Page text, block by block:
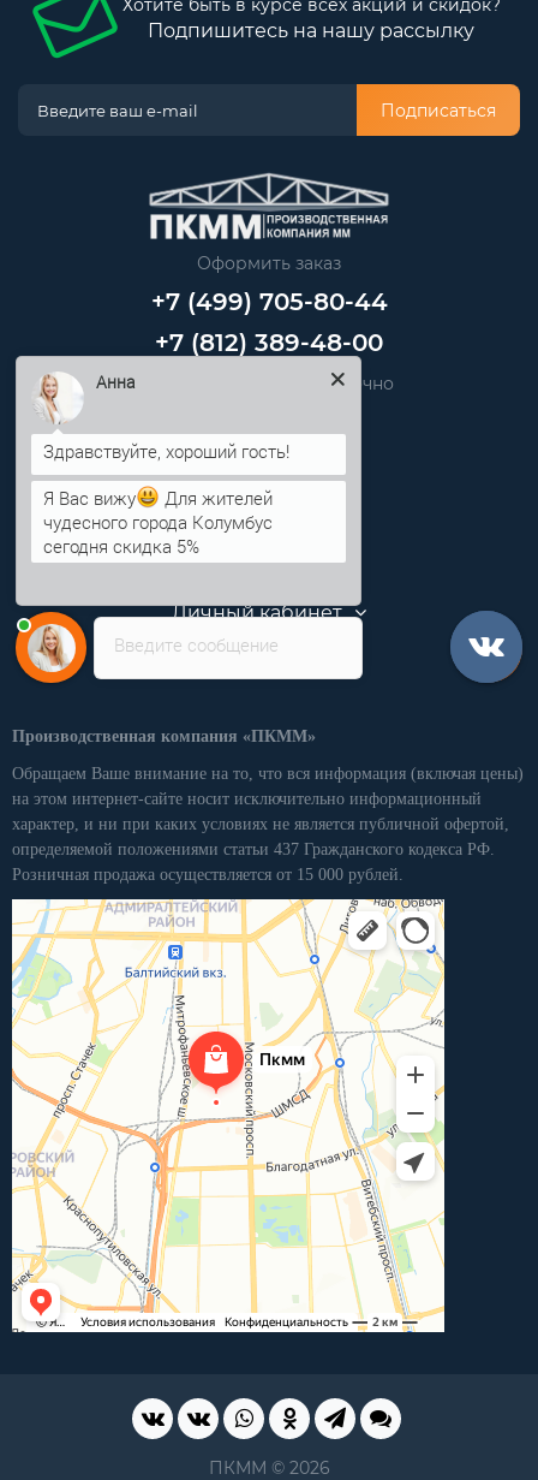
Хотите быть в курсе всех акций и скидок?
Подпишитесь на нашу рассылку
Подписаться
Оформить заказ
+7 (499) 705-80-44
+7 (812) 389-48-00
Звоните нам круглосуточно
Информация
Категории
Личный кабинет
Производственная компания «ПКММ»
Обращаем Ваше внимание на то, что вся информация (включая цены)
на этом интернет-сайте носит исключительно информационный
характер, и ни при каких условиях не является публичной офертой,
определяемой положениями статьи 437 Гражданского кодекса РФ.
Розничная продажа осуществляется от 15 000 рублей.
ПКММ © 2026
Введите сообщение
Здравствуйте, хороший гость!
Я Вас вижу
Для жителей
чудесного города Колумбус
сегодня скидка 5%